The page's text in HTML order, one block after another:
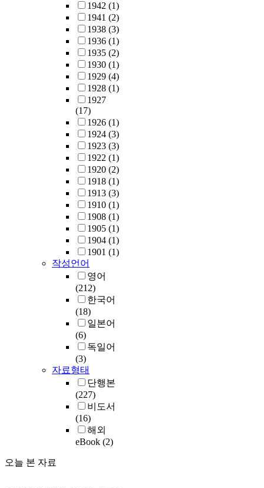
1942 (1)
1941 (2)
1938 (3)
1936 (1)
1935 (2)
1930 (1)
1929 (4)
1928 (1)
1927
(17)
1926 (1)
1924 (3)
1923 (3)
1922 (1)
1920 (2)
1918 (1)
1913 (3)
1910 (1)
1908 (1)
1905 (1)
1904 (1)
1901 (1)
작성언어
영어
(212)
한국어
(18)
일본어
(6)
독일어
(3)
자료형태
단행본
(227)
비도서
(16)
해외
eBook (2)
오늘 본 자료